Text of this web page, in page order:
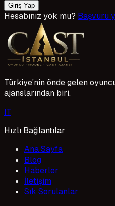
Giriş Yap
Hesabınız yok mu? Başvuru
Türkiye'nin önde gelen
ajanslarından biri.
IT
Hızlı Bağlantılar
Ana Sayfa
Blog
Haberler
İletişim
Sık Sorulanlar